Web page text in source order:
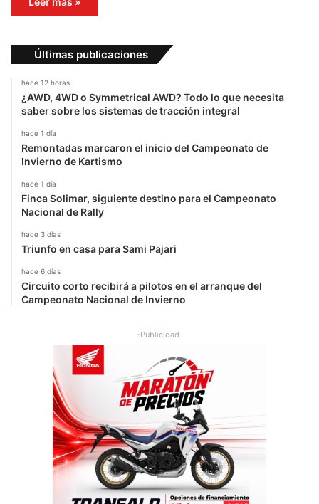
Últimas publicaciones
hace 12 horas
¿AWD, 4WD o Symmetrical AWD? Todo lo que necesita
saber sobre los sistemas de tracción integral
hace 1 día
Remontadas marcaron el inicio del Campeonato de
Invierno de Kartismo
hace 1 día
Finca Solimar, siguiente destino para el Campeonato
Nacional de Rally
hace 3 días
Triunfo en casa para Sami Pajari
hace 6 días
Circuito corto recibirá a pilotos en el arranque del
Campeonato Nacional de Invierno
-Publicidad-